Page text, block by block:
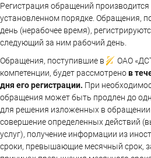
Регистрация обращений производится
установленном порядке. Обращения,
день (нерабочее время),
следующий за ним рабочий день.
Обращения, поступившие в
ОАО
компетенции, будет рассмотренов
дня его регистрации. При
обращения может быть продлен до
для решения изложенных в
совершение определенных действий
услуг), получение информации из
сроки, превышающие месячный срок,